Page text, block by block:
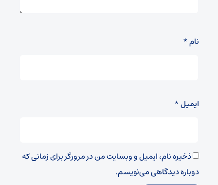
نام*
ایمیل*
ذخیره نام، ایمیل و وبسایت من در مرورگر برای زمانی که
دوباره دیدگاهی می‌نویسم.